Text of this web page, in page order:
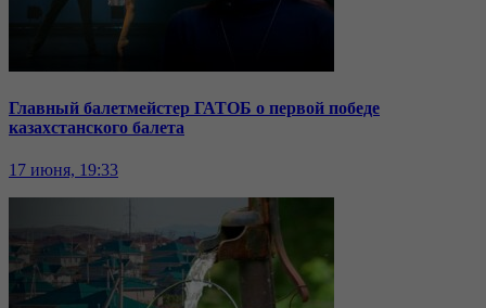
Главный балетмейстер ГАТОБ о первой победе
казахстанского балета
17 июня, 19:33